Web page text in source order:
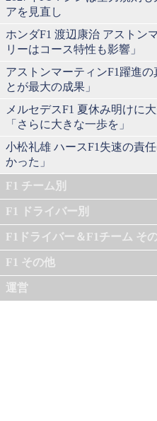
アを見直し
ホンダF1 渡辺康治 アストン
リーはコース特性も影響」
アストンマーティンF1躍進
とが最大の成果」
メルセデスF1 夏休み明けに
「さらに大きな一歩を」
小松礼雄 ハースF1失速の責
かった」
F1 チーム別
F1 ドライバー別
F1ドライバー＆F1チーム そ
F1 その他
運営